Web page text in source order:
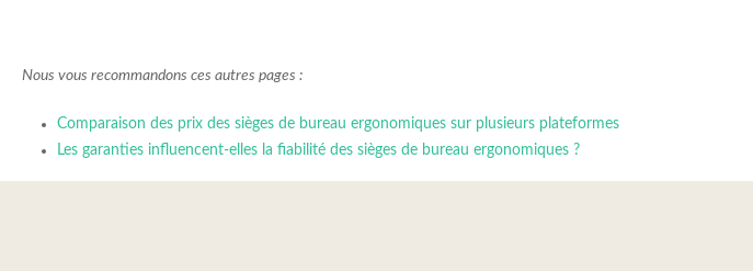
Nous vous recommandons ces autres pages :
Comparaison des prix des sièges de bureau ergonomiques sur plusieurs plateformes
Les garanties influencent-elles la fiabilité des sièges de bureau ergonomiques ?